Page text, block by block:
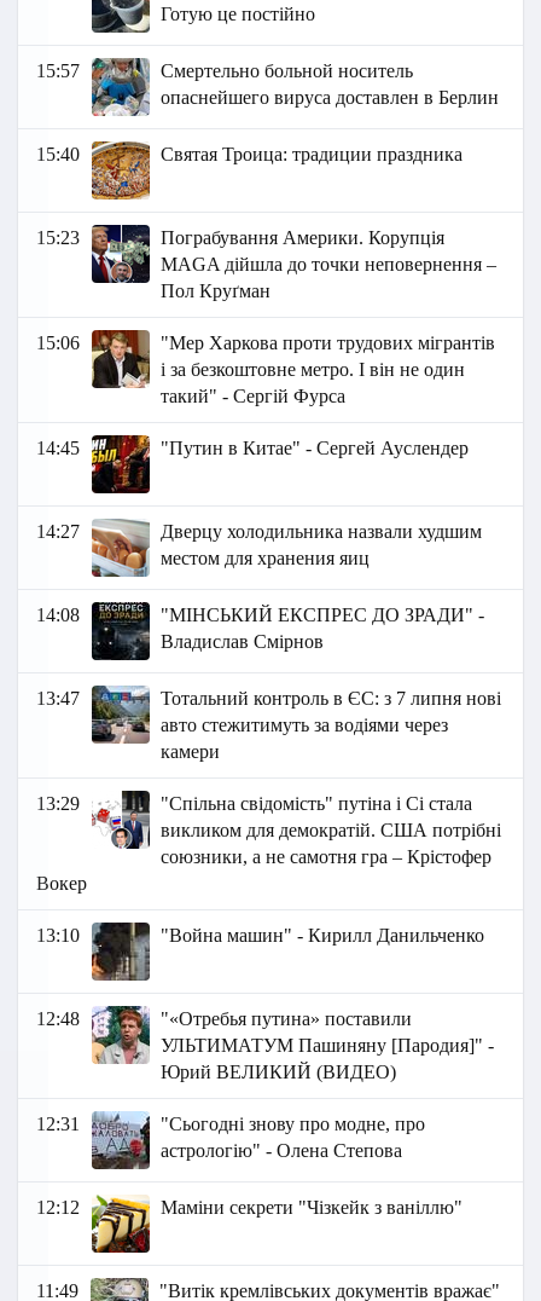
Готую це постійно
15:57
Смертельно больной носитель
опаснейшего вируса доставлен в Берлин
15:40 Святая Троица: традиции праздника
15:23
Пограбування Америки. Корупція
MAGA дійшла до точки неповернення –
Пол Круґман
15:06
"Мер Харкова проти трудових мігрантів
і за безкоштовне метро. І він не один
такий" - Сергій Фурса
14:45 "Путин в Китае" - Сергей Ауслендер
14:27
Дверцу холодильника назвали худшим
местом для хранения яиц
14:08
"МІНСЬКИЙ ЕКСПРЕС ДО ЗРАДИ" -
Владислав Смірнов
13:47
Тотальний контроль в ЄС: з 7 липня нові
авто стежитимуть за водіями через
камери
13:29
"Спільна свідомість" путіна і Сі стала
викликом для демократій. США потрібні
союзники, а не самотня гра – Крістофер
Вокер
13:10 "Война машин" - Кирилл Данильченко
12:48
"«Отребья путина» поставили
УЛЬТИМАТУМ Пашиняну [Пародия]" -
Юрий ВЕЛИКИЙ (ВИДЕО)
12:31
"Сьогодні знову про модне, про
астрологію" - Олена Степова
12:12 Маміни секрети "Чізкейк з ваніллю"
11:49 "Витік кремлівських документів вражає"